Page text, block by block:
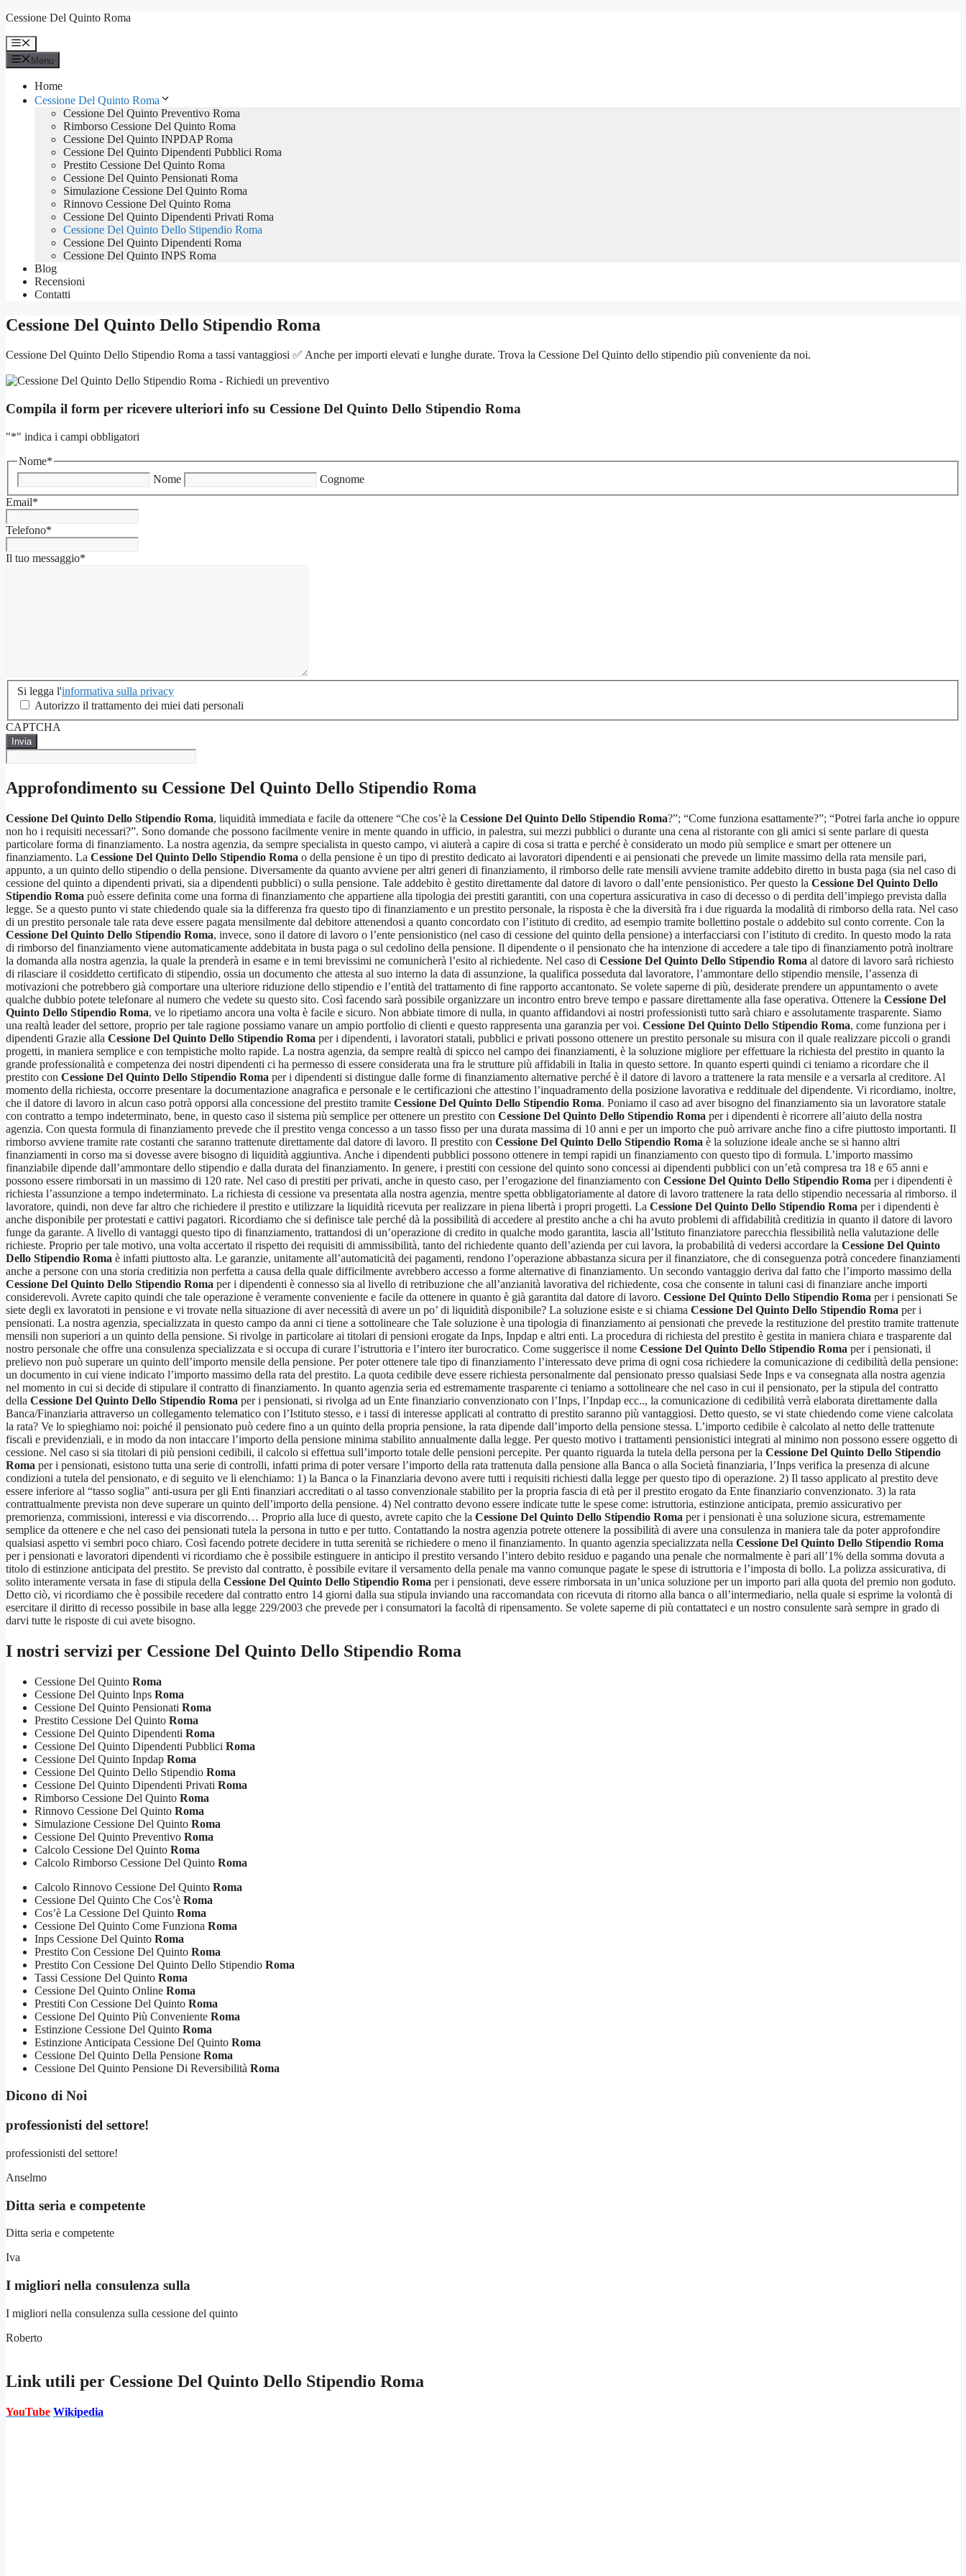
Vai
contenuto
Cessione Del Quinto Roma
Menu
Menu
Home
Cessione Del Quinto Roma
Cessione Del Quinto Preventivo Roma
Rimborso Cessione Del Quinto Roma
Cessione Del Quinto INPDAP Roma
Cessione Del Quinto Dipendenti Pubblici Roma
Prestito Cessione Del Quinto Roma
Cessione Del Quinto Pensionati Roma
Simulazione Cessione Del Quinto Roma
Rinnovo Cessione Del Quinto Roma
Cessione Del Quinto Dipendenti Privati Roma
Cessione Del Quinto Dello Stipendio Roma
Cessione Del Quinto Dipendenti Roma
Cessione Del Quinto INPS Roma
Blog
Recensioni
Contatti
Cessione Del Quinto Dello Stipendio Roma
Cessione Del Quinto Dello Stipendio Roma a tassi vantaggiosi ✅ Anche per importi elevati e lunghe durate. Trova la Cessione Del Quinto dello stipendio più conveniente da noi.
Compila il form per ricevere ulteriori info su Cessione Del Quinto Dello Stipendio Roma
"*" indica i campi obbligatori
Nome*
Nome
Cognome
Email*
Telefono*
Il tuo messaggio*
Si
legga
sulla
privacy
Si legga l'informativa sulla privacy
Autorizzo il trattamento dei miei dati personali
CAPTCHA
Approfondimento su Cessione Del Quinto Dello Stipendio Roma
Cessione Del Quinto Dello Stipendio Roma, liquidità immediata e facile da ottenere “Che cos’è la Cessione Del Quinto Dello Stipendio Roma?”; “Come funziona esattamente?”; “Potrei farla anche io oppure
non ho i requisiti necessari?”. Sono domande che possono facilmente venire in mente quando in ufficio, in palestra, sui mezzi pubblici o durante una cena al ristorante con gli amici si sente parlare di questa
particolare forma di finanziamento. La nostra agenzia, da sempre specialista in questo campo, vi aiuterà a capire di cosa si tratta e perché è considerato un modo più semplice e smart per ottenere un
finanziamento. La Cessione Del Quinto Dello Stipendio Roma o della pensione è un tipo di prestito dedicato ai lavoratori dipendenti e ai pensionati che prevede un limite massimo della rata mensile pari,
appunto, a un quinto dello stipendio o della pensione. Diversamente da quanto avviene per altri generi di finanziamento, il rimborso delle rate mensili avviene tramite addebito diretto in busta paga (sia nel caso di
cessione del quinto a dipendenti privati, sia a dipendenti pubblici) o sulla pensione. Tale addebito è gestito direttamente dal datore di lavoro o dall’ente pensionistico. Per questo la Cessione Del Quinto Dello
Stipendio Roma può essere definita come una forma di finanziamento che appartiene alla tipologia dei prestiti garantiti, con una copertura assicurativa in caso di decesso o di perdita dell’impiego prevista dalla
legge. Se a questo punto vi state chiedendo quale sia la differenza fra questo tipo di finanziamento e un prestito personale, la risposta è che la diversità fra i due riguarda la modalità di rimborso della rata. Nel caso
di un prestito personale tale rata deve essere pagata mensilmente dal debitore attenendosi a quanto concordato con l’istituto di credito, ad esempio tramite bollettino postale o addebito sul conto corrente. Con la
Cessione Del Quinto Dello Stipendio Roma, invece, sono il datore di lavoro o l’ente pensionistico (nel caso di cessione del quinto della pensione) a interfacciarsi con l’istituto di credito. In questo modo la rata
di rimborso del finanziamento viene automaticamente addebitata in busta paga o sul cedolino della pensione. Il dipendente o il pensionato che ha intenzione di accedere a tale tipo di finanziamento potrà inoltrare
la domanda alla nostra agenzia, la quale la prenderà in esame e in temi brevissimi ne comunicherà l’esito al richiedente. Nel caso di Cessione Del Quinto Dello Stipendio Roma al datore di lavoro sarà richiesto
di rilasciare il cosiddetto certificato di stipendio, ossia un documento che attesta al suo interno la data di assunzione, la qualifica posseduta dal lavoratore, l’ammontare dello stipendio mensile, l’assenza di
motivazioni che potrebbero già comportare una ulteriore riduzione dello stipendio e l’entità del trattamento di fine rapporto accantonato. Se volete saperne di più, desiderate prendere un appuntamento o avete
qualche dubbio potete telefonare al numero che vedete su questo sito. Così facendo sarà possibile organizzare un incontro entro breve tempo e passare direttamente alla fase operativa. Ottenere la Cessione Del
Quinto Dello Stipendio Roma, ve lo ripetiamo ancora una volta è facile e sicuro. Non abbiate timore di nulla, in quanto affidandovi ai nostri professionisti tutto sarà chiaro e assolutamente trasparente. Siamo
una realtà leader del settore, proprio per tale ragione possiamo vanare un ampio portfolio di clienti e questo rappresenta una garanzia per voi. Cessione Del Quinto Dello Stipendio Roma, come funziona per i
dipendenti Grazie alla Cessione Del Quinto Dello Stipendio Roma per i dipendenti, i lavoratori statali, pubblici e privati possono ottenere un prestito personale su misura con il quale realizzare piccoli o grandi
progetti, in maniera semplice e con tempistiche molto rapide. La nostra agenzia, da sempre realtà di spicco nel campo dei finanziamenti, è la soluzione migliore per effettuare la richiesta del prestito in quanto la
grande professionalità e competenza dei nostri dipendenti ci ha permesso di essere considerata una fra le strutture più affidabili in Italia in questo settore. In quanto esperti quindi ci teniamo a ricordare che il
prestito con Cessione Del Quinto Dello Stipendio Roma per i dipendenti si distingue dalle forme di finanziamento alternative perché è il datore di lavoro a trattenere la rata mensile e a versarla al creditore. Al
momento della richiesta, occorre presentare la documentazione anagrafica e personale e le certificazioni che attestino l’inquadramento della posizione lavorativa e reddituale del dipendente. Vi ricordiamo, inoltre,
che il datore di lavoro in alcun caso potrà opporsi alla concessione del prestito tramite Cessione Del Quinto Dello Stipendio Roma. Poniamo il caso ad aver bisogno del finanziamento sia un lavoratore statale
con contratto a tempo indeterminato, bene, in questo caso il sistema più semplice per ottenere un prestito con Cessione Del Quinto Dello Stipendio Roma per i dipendenti è ricorrere all’aiuto della nostra
agenzia. Con questa formula di finanziamento prevede che il prestito venga concesso a un tasso fisso per una durata massima di 10 anni e per un importo che può arrivare anche fino a cifre piuttosto importanti. Il
rimborso avviene tramite rate costanti che saranno trattenute direttamente dal datore di lavoro. Il prestito con Cessione Del Quinto Dello Stipendio Roma è la soluzione ideale anche se si hanno altri
finanziamenti in corso ma si dovesse avere bisogno di liquidità aggiuntiva. Anche i dipendenti pubblici possono ottenere in tempi rapidi un finanziamento con questo tipo di formula. L’importo massimo
finanziabile dipende dall’ammontare dello stipendio e dalla durata del finanziamento. In genere, i prestiti con cessione del quinto sono concessi ai dipendenti pubblici con un’età compresa tra 18 e 65 anni e
possono essere rimborsati in un massimo di 120 rate. Nel caso di prestiti per privati, anche in questo caso, per l’erogazione del finanziamento con Cessione Del Quinto Dello Stipendio Roma per i dipendenti è
richiesta l’assunzione a tempo indeterminato. La richiesta di cessione va presentata alla nostra agenzia, mentre spetta obbligatoriamente al datore di lavoro trattenere la rata dello stipendio necessaria al rimborso. il
lavoratore, quindi, non deve far altro che richiedere il prestito e utilizzare la liquidità ricevuta per realizzare in piena libertà i propri progetti. La Cessione Del Quinto Dello Stipendio Roma per i dipendenti è
anche disponibile per protestati e cattivi pagatori. Ricordiamo che si definisce tale perché dà la possibilità di accedere al prestito anche a chi ha avuto problemi di affidabilità creditizia in quanto il datore di lavoro
funge da garante. A livello di vantaggi questo tipo di finanziamento, trattandosi di un’operazione di credito in qualche modo garantita, lascia all’Istituto finanziatore parecchia flessibilità nella valutazione delle
richieste. Proprio per tale motivo, una volta accertato il rispetto dei requisiti di ammissibilità, tanto del richiedente quanto dell’azienda per cui lavora, la probabilità di vedersi accordare la Cessione Del Quinto
Dello Stipendio Roma è infatti piuttosto alta. Le garanzie, unitamente all’automaticità dei pagamenti, rendono l’operazione abbastanza sicura per il finanziatore, che di conseguenza potrà concedere finanziamenti
anche a persone con una storia creditizia non perfetta a causa della quale difficilmente avrebbero accesso a forme alternative di finanziamento. Un secondo vantaggio deriva dal fatto che l’importo massimo della
Cessione Del Quinto Dello Stipendio Roma per i dipendenti è connesso sia al livello di retribuzione che all’anzianità lavorativa del richiedente, cosa che consente in taluni casi di finanziare anche importi
considerevoli. Avrete capito quindi che tale operazione è veramente conveniente e facile da ottenere in quanto è già garantita dal datore di lavoro. Cessione Del Quinto Dello Stipendio Roma per i pensionati Se
siete degli ex lavoratoti in pensione e vi trovate nella situazione di aver necessità di avere un po’ di liquidità disponibile? La soluzione esiste e si chiama Cessione Del Quinto Dello Stipendio Roma per i
pensionati. La nostra agenzia, specializzata in questo campo da anni ci tiene a sottolineare che Tale soluzione è una tipologia di finanziamento ai pensionati che prevede la restituzione del prestito tramite trattenute
mensili non superiori a un quinto della pensione. Si rivolge in particolare ai titolari di pensioni erogate da Inps, Inpdap e altri enti. La procedura di richiesta del prestito è gestita in maniera chiara e trasparente dal
nostro personale che offre una consulenza specializzata e si occupa di curare l’istruttoria e l’intero iter burocratico. Come suggerisce il nome Cessione Del Quinto Dello Stipendio Roma per i pensionati, il
prelievo non può superare un quinto dell’importo mensile della pensione. Per poter ottenere tale tipo di finanziamento l’interessato deve prima di ogni cosa richiedere la comunicazione di cedibilità della pensione:
un documento in cui viene indicato l’importo massimo della rata del prestito. La quota cedibile deve essere richiesta personalmente dal pensionato presso qualsiasi Sede Inps e va consegnata alla nostra agenzia
nel momento in cui si decide di stipulare il contratto di finanziamento. In quanto agenzia seria ed estremamente trasparente ci teniamo a sottolineare che nel caso in cui il pensionato, per la stipula del contratto
della Cessione Del Quinto Dello Stipendio Roma per i pensionati, si rivolga ad un Ente finanziario convenzionato con l’Inps, l’Inpdap ecc.., la comunicazione di cedibilità verrà elaborata direttamente dalla
Banca/Finanziaria attraverso un collegamento telematico con l’Istituto stesso, e i tassi di interesse applicati al contratto di prestito saranno più vantaggiosi. Detto questo, se vi state chiedendo come viene calcolata
la rata? Ve lo spieghiamo noi: poiché il pensionato può cedere fino a un quinto della propria pensione, la rata dipende dall’importo della pensione stessa. L’importo cedibile è calcolato al netto delle trattenute
fiscali e previdenziali, e in modo da non intaccare l’importo della pensione minima stabilito annualmente dalla legge. Per questo motivo i trattamenti pensionistici integrati al minimo non possono essere oggetto di
cessione. Nel caso si sia titolari di più pensioni cedibili, il calcolo si effettua sull’importo totale delle pensioni percepite. Per quanto riguarda la tutela della persona per la Cessione Del Quinto Dello Stipendio
Roma per i pensionati, esistono tutta una serie di controlli, infatti prima di poter versare l’importo della rata trattenuta dalla pensione alla Banca o alla Società finanziaria, l’Inps verifica la presenza di alcune
condizioni a tutela del pensionato, e di seguito ve li elenchiamo: 1) la Banca o la Finanziaria devono avere tutti i requisiti richiesti dalla legge per questo tipo di operazione. 2) Il tasso applicato al prestito deve
essere inferiore al “tasso soglia” anti-usura per gli Enti finanziari accreditati o al tasso convenzionale stabilito per la propria fascia di età per il prestito erogato da Ente finanziario convenzionato. 3) la rata
contrattualmente prevista non deve superare un quinto dell’importo della pensione. 4) Nel contratto devono essere indicate tutte le spese come: istruttoria, estinzione anticipata, premio assicurativo per
premorienza, commissioni, interessi e via discorrendo… Proprio alla luce di questo, avrete capito che la Cessione Del Quinto Dello Stipendio Roma per i pensionati è una soluzione sicura, estremamente
semplice da ottenere e che nel caso dei pensionati tutela la persona in tutto e per tutto. Contattando la nostra agenzia potrete ottenere la possibilità di avere una consulenza in maniera tale da poter approfondire
qualsiasi aspetto vi sembri poco chiaro. Così facendo potrete decidere in tutta serenità se richiedere o meno il finanziamento. In quanto agenzia specializzata nella Cessione Del Quinto Dello Stipendio Roma
per i pensionati e lavoratori dipendenti vi ricordiamo che è possibile estinguere in anticipo il prestito versando l’intero debito residuo e pagando una penale che normalmente è pari all’1% della somma dovuta a
titolo di estinzione anticipata del prestito. Se previsto dal contratto, è possibile evitare il versamento della penale ma vanno comunque pagate le spese di istruttoria e l’imposta di bollo. La polizza assicurativa, di
solito interamente versata in fase di stipula della Cessione Del Quinto Dello Stipendio Roma per i pensionati, deve essere rimborsata in un’unica soluzione per un importo pari alla quota del premio non goduto.
Detto ciò, vi ricordiamo che è possibile recedere dal contratto entro 14 giorni dalla sua stipula inviando una raccomandata con ricevuta di ritorno alla banca o all’intermediario, nella quale si esprime la volontà di
esercitare il diritto di recesso possibile in base alla legge 229/2003 che prevede per i consumatori la facoltà di ripensamento. Se volete saperne di più contattateci e un nostro consulente sarà sempre in grado di
darvi tutte le risposte di cui avete bisogno.
I nostri servizi per Cessione Del Quinto Dello Stipendio Roma
Cessione Del Quinto Roma
Cessione Del Quinto Inps Roma
Cessione Del Quinto Pensionati Roma
Prestito Cessione Del Quinto Roma
Cessione Del Quinto Dipendenti Roma
Cessione Del Quinto Dipendenti Pubblici Roma
Cessione Del Quinto Inpdap Roma
Cessione Del Quinto Dello Stipendio Roma
Cessione Del Quinto Dipendenti Privati Roma
Rimborso Cessione Del Quinto Roma
Rinnovo Cessione Del Quinto Roma
Simulazione Cessione Del Quinto Roma
Cessione Del Quinto Preventivo Roma
Calcolo Cessione Del Quinto Roma
Calcolo Rimborso Cessione Del Quinto Roma
Calcolo Rinnovo Cessione Del Quinto Roma
Cessione Del Quinto Che Cos’è Roma
Cos’è La Cessione Del Quinto Roma
Cessione Del Quinto Come Funziona Roma
Inps Cessione Del Quinto Roma
Prestito Con Cessione Del Quinto Roma
Prestito Con Cessione Del Quinto Dello Stipendio Roma
Tassi Cessione Del Quinto Roma
Cessione Del Quinto Online Roma
Prestiti Con Cessione Del Quinto Roma
Cessione Del Quinto Più Conveniente Roma
Estinzione Cessione Del Quinto Roma
Estinzione Anticipata Cessione Del Quinto Roma
Cessione Del Quinto Della Pensione Roma
Cessione Del Quinto Pensione Di Reversibilità Roma
Dicono di Noi
professionisti del settore!
professionisti del settore!
Anselmo
Ditta seria e competente
Ditta seria e competente
Iva
I migliori nella consulenza sulla
I migliori nella consulenza sulla cessione del quinto
Roberto
Link utili per Cessione Del Quinto Dello Stipendio Roma
YouTube Wikipedia